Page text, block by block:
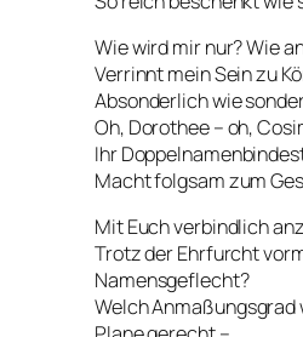
Wie wird mir nur? Wie
Verrinnt mein Sein zu
Absonderlich wie
Oh, Dorothee – oh,
Ihr
Macht folgsam zum
Mit Euch verbindlich
Trotz der Ehrfurcht
Namensgeflecht?
Welch Anmaßungsgrad